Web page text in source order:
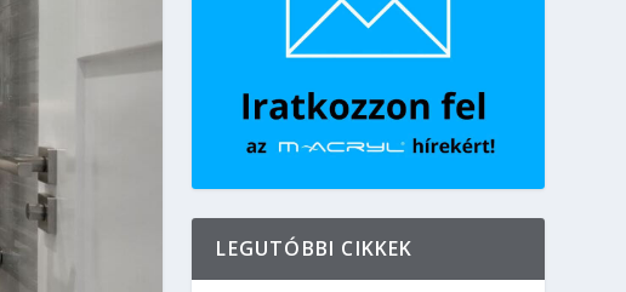
LEGUTÓBBI CIKKEK